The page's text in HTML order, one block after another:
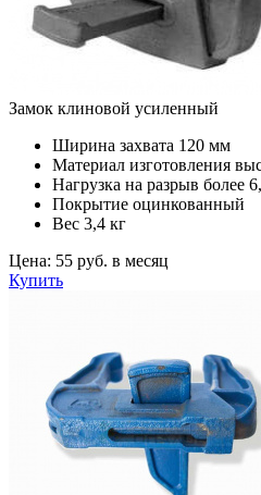
Замок клиновой усиленный
Ширина захвата 120 мм
Материал изготовления
Нагрузка на разрыв более
Покрытие оцинкованный
Вес 3,4 кг
Цена: 55 руб. в месяц
Купить